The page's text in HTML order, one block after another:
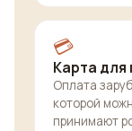
💳
Карта для
Оплата
которой
принимают